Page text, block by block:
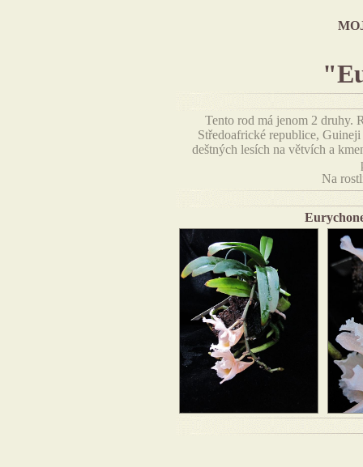
Tento rod má jenom 2 druhy.
Středoafrické republice,
deštných lesích na větvích a
Na